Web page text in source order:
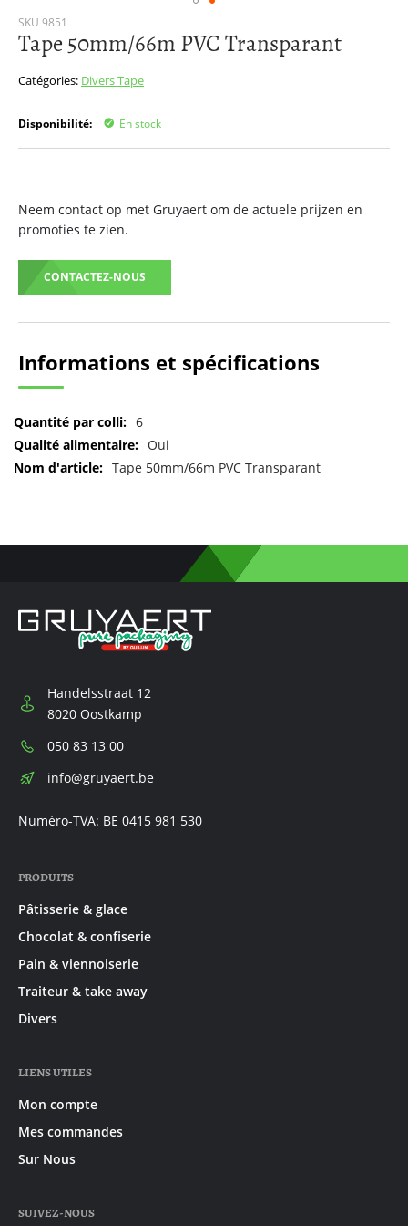
SKU 9851
Tape 50mm/66m PVC Transparant
Catégories: DiversTape
Disponibilité: En stock
Neem contact op met Gruyaert om de actuele prijzen en
promoties te zien.
CONTACTEZ-NOUS
Passer
au
début
de
d’images
Informations et spécifications
Pour
plus
6
Oui
Tape 50mm/66m PVC Transparant
Handelsstraat 12
8020 Oostkamp
Téléphone:
050 83 13 00
E-
info@gruyaert.be
Numéro-TVA: BE 0415 981 530
PRODUITS
Pâtisserie & glace
Chocolat & confiserie
Pain & viennoiserie
Traiteur & take away
Divers
LIENS UTILES
Mon compte
Mes commandes
Sur Nous
SUIVEZ-NOUS